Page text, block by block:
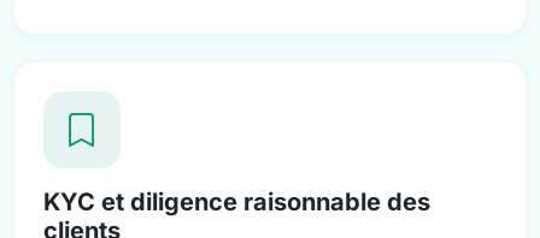
KYC et diligence raisonnable des
clients